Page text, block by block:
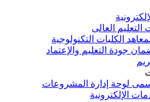
العالى
الكليات التكنولوجية
جودة التعليم والإعتماد
لوحة إدارة المشروعات
الإلكترونية